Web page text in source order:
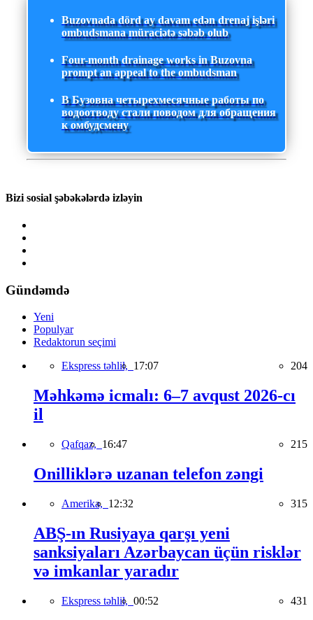
Buzovnada dörd ay davam edən drenaj işləri
ombudsmana müraciətə səbəb olub
Four-month drainage works in Buzovna
prompt an appeal to the ombudsman
В Бузовна четырехмесячные работы по
водоотводу стали поводом для обращения
к омбудсмену
Bizi sosial şəbəkələrdə izləyin
Gündəmdə
Yeni
Populyar
Redaktorun seçimi
Ekspress təhlil, 17:07 204
Məhkəmə icmalı: 6–7 avqust 2026-cı
il
Qafqaz, 16:47 215
Onilliklərə uzanan telefon zəngi
Amerika, 12:32 315
ABŞ-ın Rusiyaya qarşı yeni
sanksiyaları Azərbaycan üçün risklər
və imkanlar yaradır
Ekspress təhlil, 00:52 431